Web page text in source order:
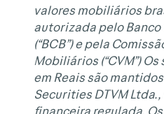
valores mobiliários
autorizada pelo
(“BCB”) e pela
Mobiliários (“CVM”)
em Reais são
Securities DTVM
financeira regulada.